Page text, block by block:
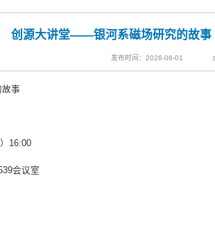
创源大讲堂——银河系磁场研究的故事
发布时间：2026-06-01
事
16:00
会议室